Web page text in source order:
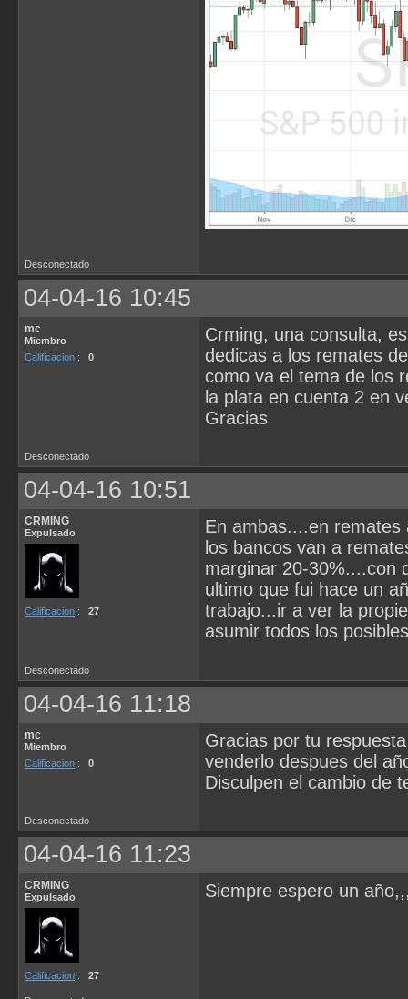
Desconectado
04-04-16 10:45
mc
Miembro
Calificacion : 0
Crming, una consulta,
dedicas a los remates
como va el tema de los
la plata en cuenta 2 en
Gracias
Desconectado
04-04-16 10:51
CRMING
Expulsado
Calificacion : 27
En ambas....en
los bancos van a
marginar 20-30%....con
ultimo que fui hace un
trabajo...ir a ver la
asumir todos los
Desconectado
04-04-16 11:18
mc
Miembro
Calificacion : 0
Gracias por tu
venderlo despues del
Disculpen el cambio de
Desconectado
04-04-16 11:23
CRMING
Expulsado
Calificacion : 27
Siempre espero un